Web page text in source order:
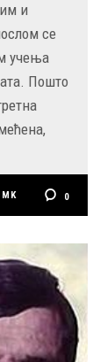
и
се
учења
Пошто
MK 0